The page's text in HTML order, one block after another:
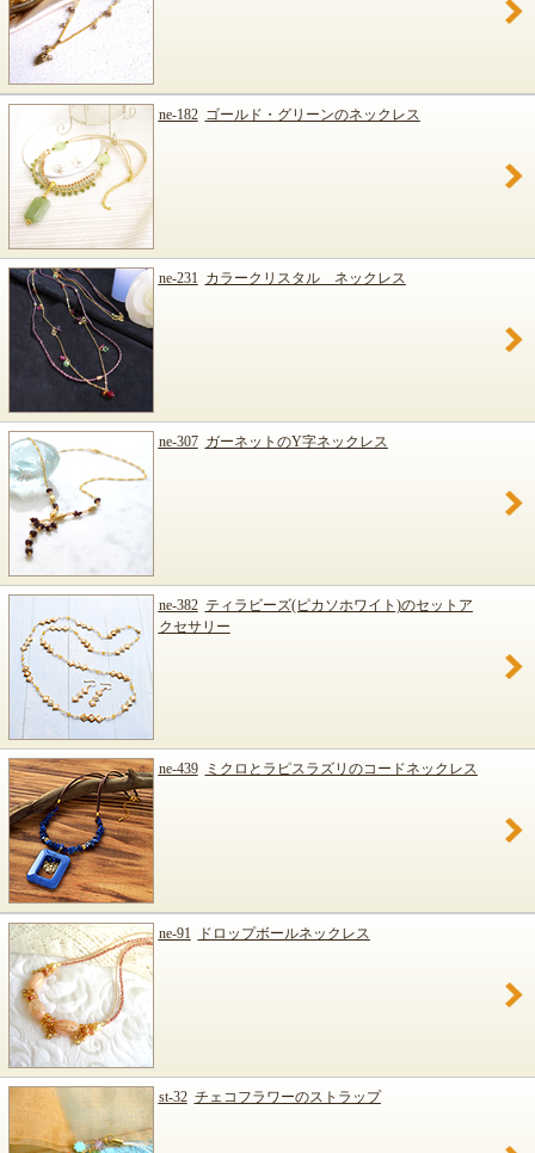
ne-182 ゴールド・グリーンのネックレス
ne-231 カラークリスタル ネックレス
ne-307 ガーネットのY字ネックレス
ne-382 ティラビーズ(ピカソホワイト)のセットア
クセサリー
ne-439 ミクロとラピスラズリのコードネックレス
ne-91 ドロップボールネックレス
st-32 チェコフラワーのストラップ